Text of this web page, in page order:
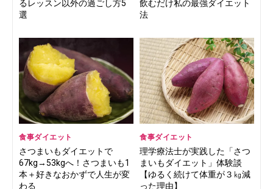
るレッスン以外の過ごし方5
選
飲むだけ私の最強ダイエット
法
食事ダイエット
さつまいもダイエットで
67kg→53kgへ！さつまいも1
本＋好きなおかずで人生が変
わる
食事ダイエット
理学療法士が実践した「さつ
まいもダイエット」体験談
【ゆるく続けて体重が３㎏減
った理由】